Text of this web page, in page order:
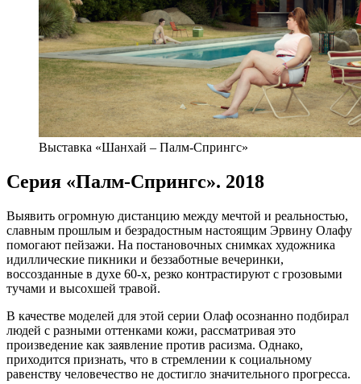
Выставка «Шанхай – Палм-Спрингс»
Серия «Палм-Спрингс». 2018
Выявить огромную дистанцию между мечтой и реальностью,
славным прошлым и безрадостным настоящим Эрвину Олафу
помогают пейзажи. На постановочных снимках художника
идиллические пикники и беззаботные вечеринки,
воссозданные в духе 60-х, резко контрастируют с грозовыми
тучами и высохшей травой.
В качестве моделей для этой серии Олаф осознанно подбирал
людей с разными оттенками кожи, рассматривая это
произведение как заявление против расизма. Однако,
приходится признать, что в стремлении к социальному
равенству человечество не достигло значительного прогресса.